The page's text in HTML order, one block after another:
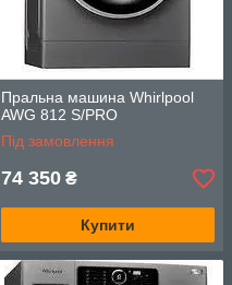
Пральна машина Whirlpool
AWG 812 S/PRO
Під замовлення
74 350 ₴
Купити